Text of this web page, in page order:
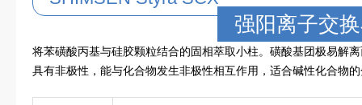
强阳离子交
将苯磺酸丙基与硅胶颗粒结合的固相萃取小柱。磺酸基团极易解
具有非极性，能与化合物发生非极性相互作用，适合碱性化合物